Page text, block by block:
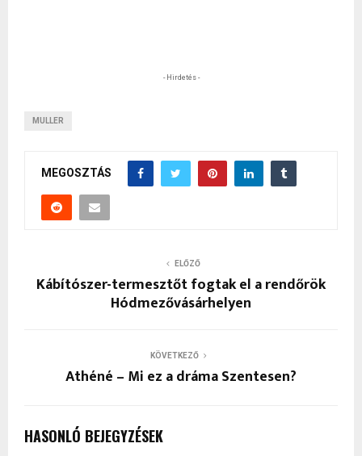
- Hirdetés -
MULLER
MEGOSZTÁS
ELŐZŐ
Kábítószer-termesztőt fogtak el a rendőrök
Hódmezővásárhelyen
KÖVETKEZŐ
Athéné – Mi ez a dráma Szentesen?
HASONLÓ BEJEGYZÉSEK